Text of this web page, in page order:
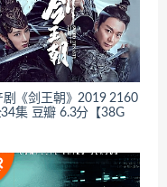
剧《剑王朝》2019 2160
34集 豆瓣 6.3分【38G